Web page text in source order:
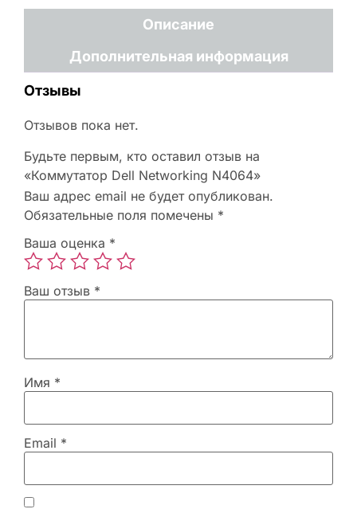
Описание
Дополнительная информация
Отзывы
Отзывов пока нет.
Будьте первым, кто оставил отзыв на
«Коммутатор Dell Networking N4064»
Ваш адрес email не будет опубликован.
Обязательные поля помечены *
Ваша оценка *
Ваш отзыв *
Имя *
Email *